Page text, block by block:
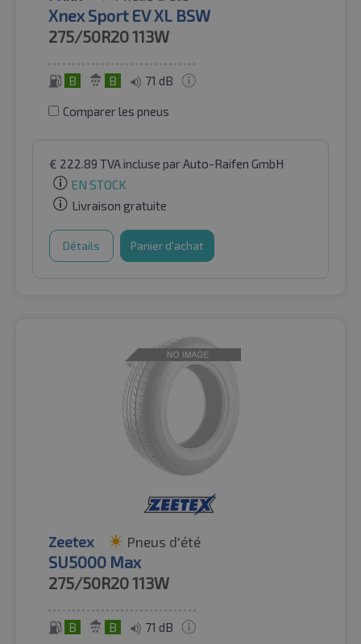
Xnex Sport EV XL BSW
275/50R20113W
B B 71 dB
Comparer les pneus
€ 222.89 TVA incluse par Auto-Raifen GmbH
EN STOCK
Livraison gratuite
Détails Panier d'achat
Zeetex Pneus d'été
SU5000 Max
275/50R20113W
B B 71 dB